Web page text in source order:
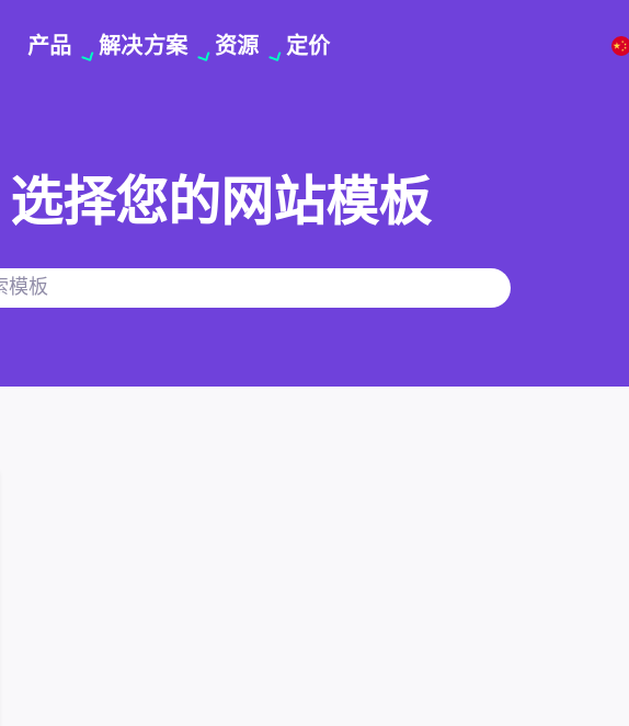
产品 解决方案 资源 定价
选择您的网站模板